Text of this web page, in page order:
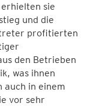
sie
und die
profitierten
den Betrieben
was ihnen
auch in einem
vor sehr